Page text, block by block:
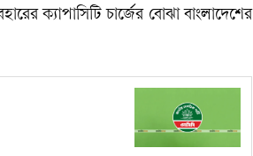
ক্যাপাসিটি চার্জের বোঝা বাংলাদেশের